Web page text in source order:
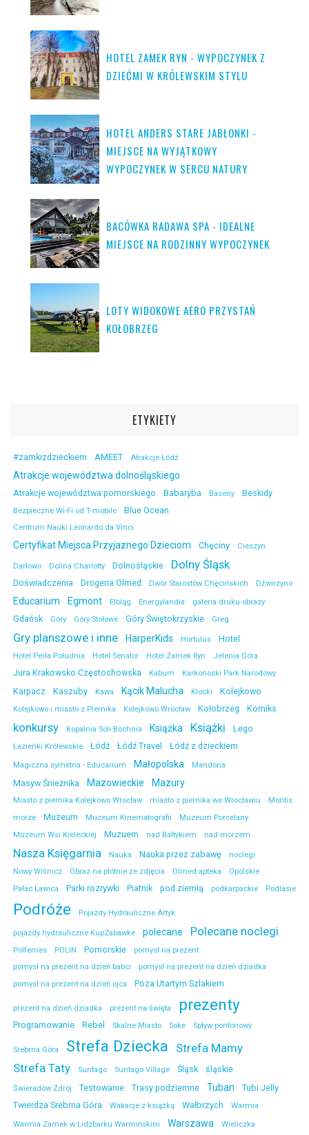
HOTEL ZAMEK RYN - WYPOCZYNEK Z
DZIEĆMI W KRÓLEWSKIM STYLU
HOTEL ANDERS STARE JABŁONKI -
MIEJSCE NA WYJĄTKOWY
WYPOCZYNEK W SERCU NATURY
BACÓWKA RADAWA SPA - IDEALNE
MIEJSCE NA RODZINNY WYPOCZYNEK
LOTY WIDOKOWE AERO PRZYSTAŃ
KOŁOBRZEG
ETYKIETY
#zamkizdzieckiem AMEET Atrakcje Łódź
Atrakcje województwa dolnośląskiego
Atrakcje województwa pomorskiego Babaryba Baseny Beskidy
Bezpieczne Wi-Fi od T-mobile Blue Ocean
Centrum Nauki Leonardo da Vinci
Certyfikat Miejsca Przyjaznego Dzieciom Chęciny Cieszyn
Darłowo Dolina Charlotty Dolnośląskie Dolny Śląsk
Doświadczenia Drogeria Olmed Dwór Starostów Chęcińskich Dźwirzyno
Educarium Egmont Elbląg Energylandia galeria druku obrazy
Gdańsk Góry Góry Stołowe Góry Świętokrzyskie Greg
Gry planszowe i inne HarperKids Hortulus Hotel
Hotel Perła Południa Hotel Senator Hotel Zamek Ryn Jelenia Góra
Jura Krakowsko Częstochowska Kabum Karkonoski Park Narodowy
Karpacz Kaszuby Kawa Kącik Malucha Klocki Kolejkowo
Kolejkowo i miasto z Piernika Kolejkowo Wrocław Kołobrzeg Komiks
konkursy Kopalnia Soli Bochnia Książka Książki Lego
Łazienki Królewskie Łódź Łódź Travel Łódź z dzieckiem
Magiczna symetria - Educarium Małopolska Mandoria
Masyw Śnieżnika Mazowieckie Mazury
Miasto z piernika Kolejkowo Wrocław miasto z piernika we Wrocławiu
Montis
morze
Muzeum Muzeum Kinematografii
Muzeum Porcelany
Muzeum Wsi Kieleckiej
Muzuem nad Bałtykiem nad morzem
Nasza Księgarnia Nauka Nauka przez zabawę
noclegi
Nowy Wiśnicz
Obraz na płótnie ze zdjęcia Olmed apteka
Opolskie
Pałac Ławica
Parki rozrywki Piatnik pod ziemią podkarpackie Podlasie
Podróże Pojazdy Hydrauliczne Artyk
pojazdy hydrauliczne KupZabawke polecane Polecane noclegi
Polferries POLIN Pomorskie
pomysł na prezent
pomysł na prezent na dzień babci
pomysł na prezent na dzień dziadka
pomysł na prezent na dzień ojca
Poza Utartym Szlakiem
prezent na dzień dziadka prezent na święta prezenty
Programowanie Rebel Skalne Miasto Soke Spływ pontonowy
Srebrna Góra Strefa Dziecka
Strefa Mamy
Strefa Taty
Suntago Suntago Village Śląsk śląskie
Świeradów Zdrój Testowanie Trasy podziemne Tuban
Tubi Jelly
Twierdza Srebrna Góra
Wakacje z książką Wałbrzych Warmia
Warmia Zamek w Lidzbarku Warmińskim Warszawa Wieliczka